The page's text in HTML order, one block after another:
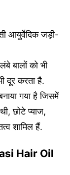
आयुर्वेदिक जड़ी-
बालों को भी
दूर करता है.
गया है जिसमें
छोटे प्याज,
शामिल हैं.
Hair Oil